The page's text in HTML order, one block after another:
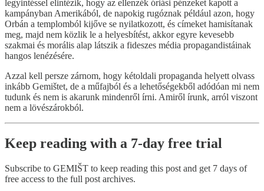
legyintéssel elintézik, hogy az ellenzék óriási pénzeket kapott a
kampányban Amerikából, de napokig rugóznak például azon, hogy
Orbán a templomból kijőve se nyilatkozott, és címeket hamisítanak
meg, majd nem közlik le a helyesbítést, akkor egyre kevesebb
szakmai és morális alap látszik a fideszes média propagandistáinak
hangos lenézésére.
Azzal kell persze zárnom, hogy kétoldali propaganda helyett olvass
inkább Gemištet, de a műfajból és a lehetőségekből adódóan mi nem
tudunk és nem is akarunk mindenről írni. Amiről írunk, arról viszont
nem a lövészárokból.
Keep reading with a 7-day free trial
Subscribe to GEMIŠT to keep reading this post and get 7 days of
free access to the full post archives.